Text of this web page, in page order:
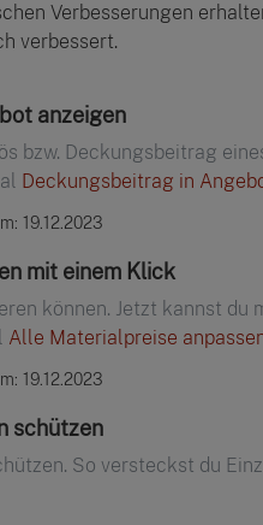
Verbesserungen
verbessert.
anzeigen
bzw. Deckungsbeitrag
Deckungsbeitrag in
19.12.2023
mit einem Klick
können. Jetzt kannst
Alle Materialpreise
19.12.2023
schützen
So versteckst du